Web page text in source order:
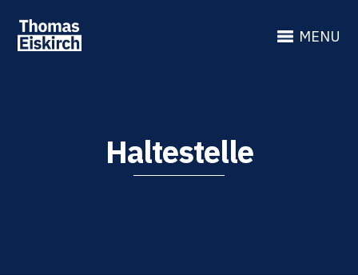
MENU
Haltestelle